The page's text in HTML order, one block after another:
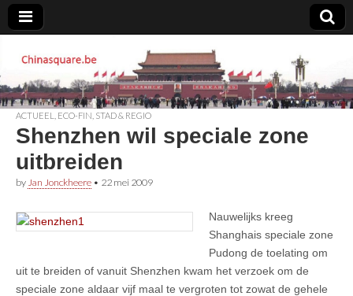
Chinasquare.be
ACTUEEL ECO-FIN STAD & REGIO
Shenzhen wil speciale zone
uitbreiden
by Jan Jonckheere • 22 mei 2009
Nauwelijks kreeg
Shanghais speciale zone
Pudong de toelating om
uit te breiden of vanuit Shenzhen kwam het verzoek om de
speciale zone aldaar vijf maal te vergroten tot zowat de gehele